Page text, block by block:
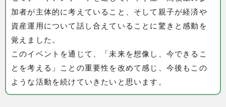
加者が主体的に考えていること、そして親子が経済や
資産運用について話し合えていることに驚きと感動を
覚えました。
このイベントを通じて、「未来を想像し、今できるこ
とを考える」ことの重要性を改めて感じ、今後もこの
ような活動を続けていきたいと思います。